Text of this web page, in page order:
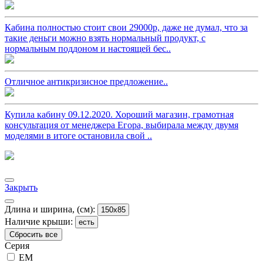
Кабина полностью стоит свои 29000р, даже не думал, что за
такие деньги можно взять нормальный продукт, с
нормальным поддоном и настоящей бес..
Отличное антикризисное предложение..
Купила кабину 09.12.2020. Хороший магазин, грамотная
консультация от менеджера Егора, выбирала между двумя
моделями в итоге остановила свой ..
Закрыть
Длина и ширина, (см): 150x85
Наличие крыши:
есть
Сбросить все
Серия
EM